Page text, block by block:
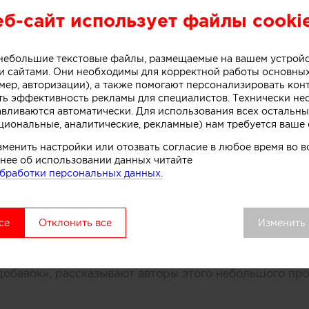
специалисты бюро One Design Office и Studio
магазина мороженого, расположенного в
(Австралия).
стойки лежит образ емкости с несколькими
Технически замысел был реализован при помощи
бетона. Логотип магазина мороженого
символизирующих систему охлаждения в автоматах
точки выделяется среди других объектов
сосредоточить внимание покупателей как на
процессе, в основе которого перемешивание слоев
рассказывают авторы этого небольшого
сайт использует файлы
текстовые файлы, размещаемые на вашем
сайтами. Они необходимы для корректной работы
авторизации), а также помогают персонализировать
эффективность рекламы для специалистов. Технически
автоматически. Для использования всех
аналитические, рекламные) нам требуется ваше
настройки или отозвать согласие в любое время во
об использовании данных читайте
персональных данных.
Отклонить все Изменить